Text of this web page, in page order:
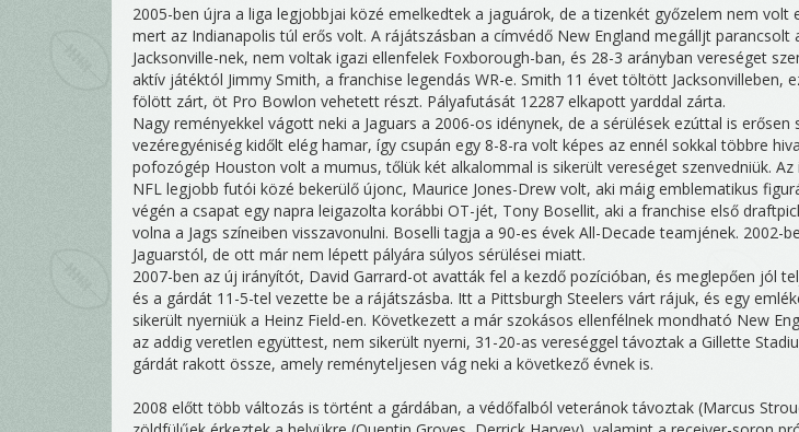
2005-ben újra a liga legjobbjai közé emelkedtek a jaguárok, de a tizenkét győzelem nem volt
mert az Indianapolis túl erős volt. A rájátszásban a címvédő New England megálljt parancsolt
Jacksonville-nek, nem voltak igazi ellenfelek Foxborough-ban, és 28-3 arányban vereséget
aktív játéktól Jimmy Smith, a franchise legendás WR-e. Smith 11 évet töltött Jacksonvilleben,
fölött zárt, öt Pro Bowlon vehetett részt. Pályafutását 12287 elkapott yarddal zárta.
Nagy reményekkel vágott neki a Jaguars a 2006-os idénynek, de a sérülések ezúttal is
vezéregyéniség kidőlt elég hamar, így csupán egy 8-8-ra volt képes az ennél sokkal többre
pofozógép Houston volt a mumus, tőlük két alkalommal is sikerült vereséget szenvedniük.
NFL legjobb futói közé bekerülő újonc, Maurice Jones-Drew volt, aki máig emblematikus
végén a csapat egy napra leigazolta korábbi OT-jét, Tony Bosellit, aki a franchise első
volna a Jags színeiben visszavonulni. Boselli tagja a 90-es évek All-Decade teamjének. 2002-
Jaguarstól, de ott már nem lépett pályára súlyos sérülései miatt.
2007-ben az új irányítót, David Garrard-ot avatták fel a kezdő pozícióban, és meglepően jól
és a gárdát 11-5-tel vezette be a rájátszásba. Itt a Pittsburgh Steelers várt rájuk, és egy
sikerült nyerniük a Heinz Field-en. Következett a már szokásos ellenfélnek mondható New
az addig veretlen együttest, nem sikerült nyerni, 31-20-as vereséggel távoztak a Gillette
gárdát rakott össze, amely reményteljesen vág neki a következő évnek is.
2008 előtt több változás is történt a gárdában, a védőfalból veteránok távoztak (Marcus